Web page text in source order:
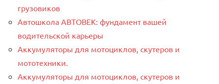
грузовиков
Автошкола АВТОВЕК: фундамент вашей
водительской карьеры
Аккумуляторы для мотоциклов, скутеров и
мототехники.
Аккумуляторы для мотоциклов, скутеров и